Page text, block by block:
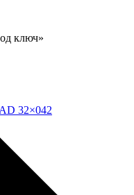
ключ»
32×042